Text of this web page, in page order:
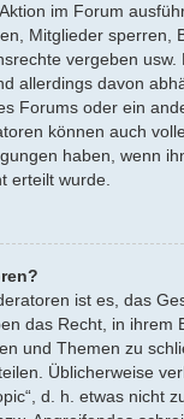
im Forum
Mitglieder sperren,
vergeben usw.
allerdings davon
Forums oder ein
können auch
haben, wenn
erteilt wurde.
ist es, das
das Recht, in ihrem
und Themen zu
Üblicherweise
d. h. etwas nicht